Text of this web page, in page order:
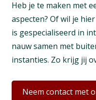
Heb je te maken met
aspecten? Of wil je
is gespecialiseerd in
nauw samen met
instanties. Zo krijg jij
Neem contact met